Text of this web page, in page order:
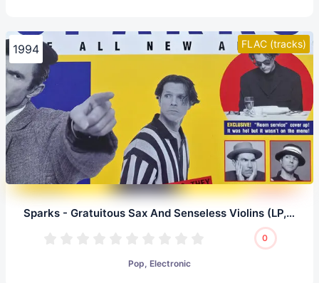
FLAC (tracks)
1994
Sparks - Gratuitous Sax And Senseless Violins (LP, 24/96.0)
0
Pop, Electronic